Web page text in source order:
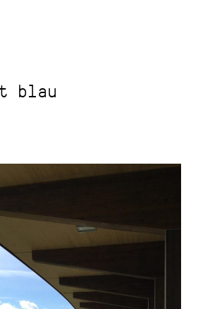
blau